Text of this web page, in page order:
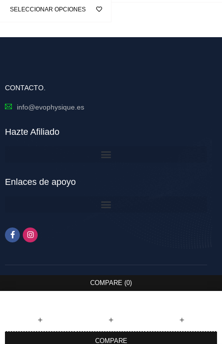
SELECCIONAR OPCIONES
CONTACTO.
info@evophysique.es
Hazte Afiliado
Enlaces de apoyo
COMPARE (0)
COMPARE